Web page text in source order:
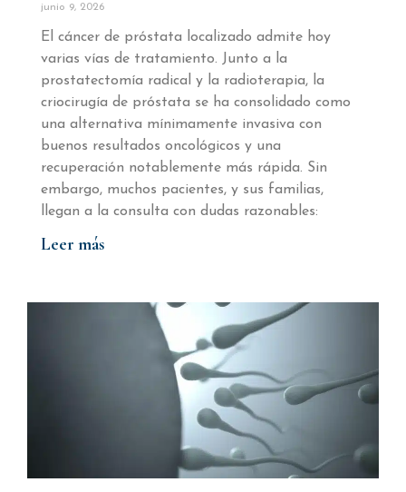
junio 9, 2026
El cáncer de próstata localizado admite hoy
varias vías de tratamiento. Junto a la
prostatectomía radical y la radioterapia, la
criocirugía de próstata se ha consolidado como
una alternativa mínimamente invasiva con
buenos resultados oncológicos y una
recuperación notablemente más rápida. Sin
embargo, muchos pacientes, y sus familias,
llegan a la consulta con dudas razonables:
Leer más